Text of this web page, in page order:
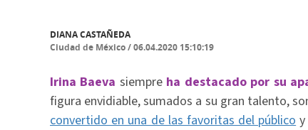
DIANA CASTAÑEDA
Ciudad de México/06.04.2020 15:10:19
Irina Baeva siempre ha destacado por su
figura envidiable, sumados a su gran talento,
convertido en una de las favoritas del públicoy